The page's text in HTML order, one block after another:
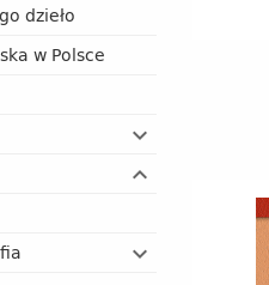
dzieło
w Polsce